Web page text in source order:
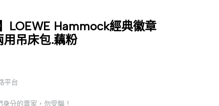
LOEWE Hammock經典徽章
吊床包.藕粉
平台
分的賣家，勿受騙！